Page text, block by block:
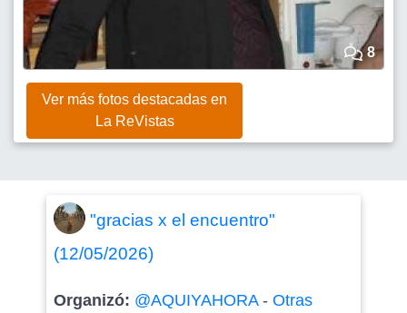
8
Ver más fotos destacadas en
La ReVistas
"gracias x el encuentro"
(12/05/2026)
Organizó: @AQUIYAHORA- Otras